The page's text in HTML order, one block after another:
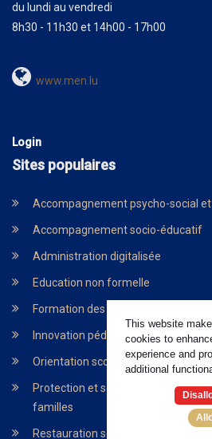
du lundi au vendredi
8h30 - 11h30 et 14h00 - 17h00
www.men.lu
Login
Sites populaires
Accompagnement psycho-social
Accompagnement socio-éducatif
Administration digitalisée
Education non formelle
Formation des enseigants
Innovation pédagogique et
Orientation scolaire
Protection et soutien pour les
familles
Restauration scolaire et universitaire
This website
cookies to
experience and
additional